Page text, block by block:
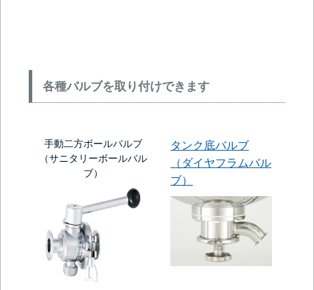
各種バルブを取り付けできます
手動二方ボールバルブ
（サニタリーボールバル
ブ）
タンク底バルブ
（ダイヤフラムバル
ブ）